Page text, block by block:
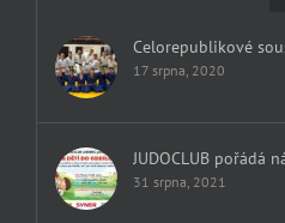
Celorepublikové
17 srpna, 2020
JUDOCLUB pořádá
31 srpna, 2021